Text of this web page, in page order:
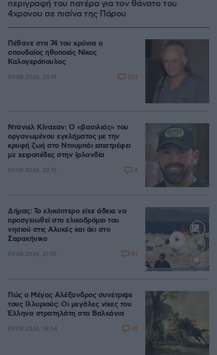
περιγραφή του πατέρα για τον θάνατο του
4χρονου σε πισίνα της Πάρου
Πέθανε στα 74 του χρόνια ο
σπουδαίος ηθοποιός Νίκος
Καλογερόπουλος
09.08.2026, 20:11 223
Ντάνιελ Κίναχαν: Ο «βασιλιάς» του
οργανωμένου εγκλήματος με την
κρυφή ζωή στο Ντουμπάι επιστρέφει
με χειροπέδες στην Ιρλανδία
09.08.2026, 22:15 4
Loaded
Δήμας: Το ελικόπτερο είχε άδεια να
προσγειωθεί στο ελικοδρόμιο του
νησιού στις Αλυκές και όχι στο
Σαρακήνικο
09.08.2026, 21:55 81
Πώς ο Μέγας Αλέξανδρος συνέτριψε
τους Ιλλυριούς: Οι μεγάλες νίκες του
Έλληνα στρατηλάτη στα Βαλκάνια
09.08.2026, 18:54 91